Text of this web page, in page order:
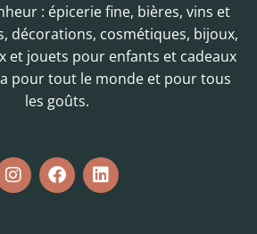
: épicerie fine, bières, vins et
décorations, cosmétiques, bijoux,
et jouets pour enfants et cadeaux
a pour tout le monde et pour tous
les goûts.